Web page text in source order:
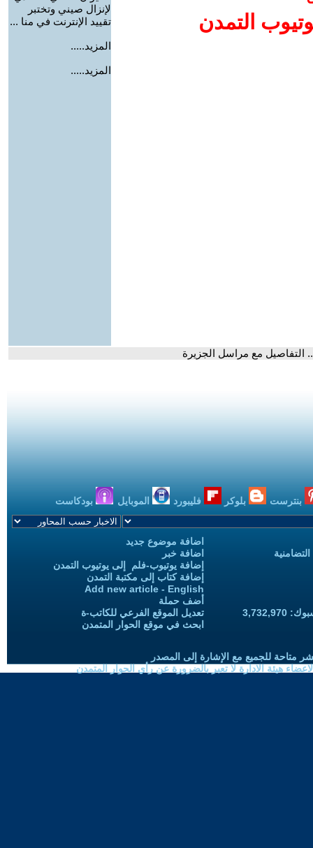
التمدن
لإنزال صيني وتختبر
تقييد الإنترنت في منا ...
المزيد.....
المزيد.....
مع مراسل الجزيرة
بنترست بلوكر فليبورد الموبايل بودكاست
اضافة موضوع جديد
اضافة خبر
إضافة يوتيوب-فلم إلى يوتيوب التمدن
إضافة كتاب إلى مكتبة التمدن
Add new article - English
أضف حملة
تعديل الموقع الفرعي للكاتب-ة
ابحث في موقع الحوار المتمدن
متاحة للجميع مع الإشارة إلى المصدر
هيئة الادارة لا تعبر بالضرورة عن رأي الحوار المتمدن